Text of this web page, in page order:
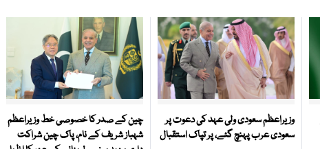
وزیراعظم سعودی ولی عہد کی دعوت پر
سعودی عرب پہنچ گئے، پر تپاک استقبال
چین کے صدر کا خصوصی خط وزیراعظم
شہباز شریف کے نام، پاک چین شراکت